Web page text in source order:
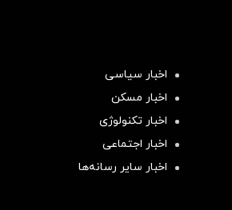
اخبار سیاسی
اخبار مسکن
اخبار تکنولوژی
اخبار اجتماعی
اخبار سایر رسانه‌‌ها